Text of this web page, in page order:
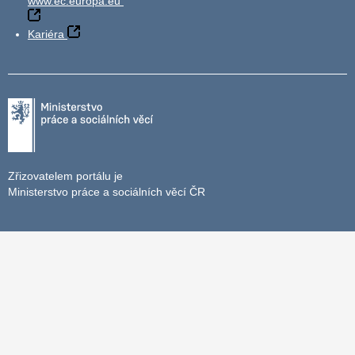
Kariéra
Zřizovatelem portálu je
Ministerstvo práce a sociálních věcí ČR